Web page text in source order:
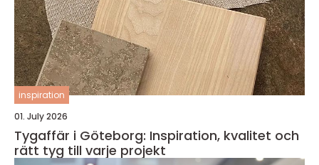
inspiration
01. July 2026
Tygaffär i Göteborg: Inspiration, kvalitet och
rätt tyg till varje projekt